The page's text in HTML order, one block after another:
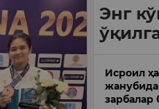
Энг
Исроил
зарбалар